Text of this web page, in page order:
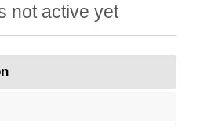
not active yet